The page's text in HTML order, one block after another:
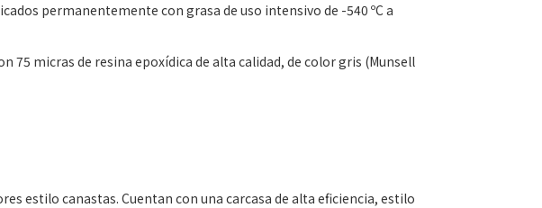
permanentemente con grasa de uso intensivo de -540 ºC a
75 micras de resina epoxídica de alta calidad, de color gris (Munsell
estilo canastas. Cuentan con una carcasa de alta eficiencia, estilo